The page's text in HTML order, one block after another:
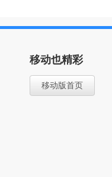
移动也精彩
移动版首页